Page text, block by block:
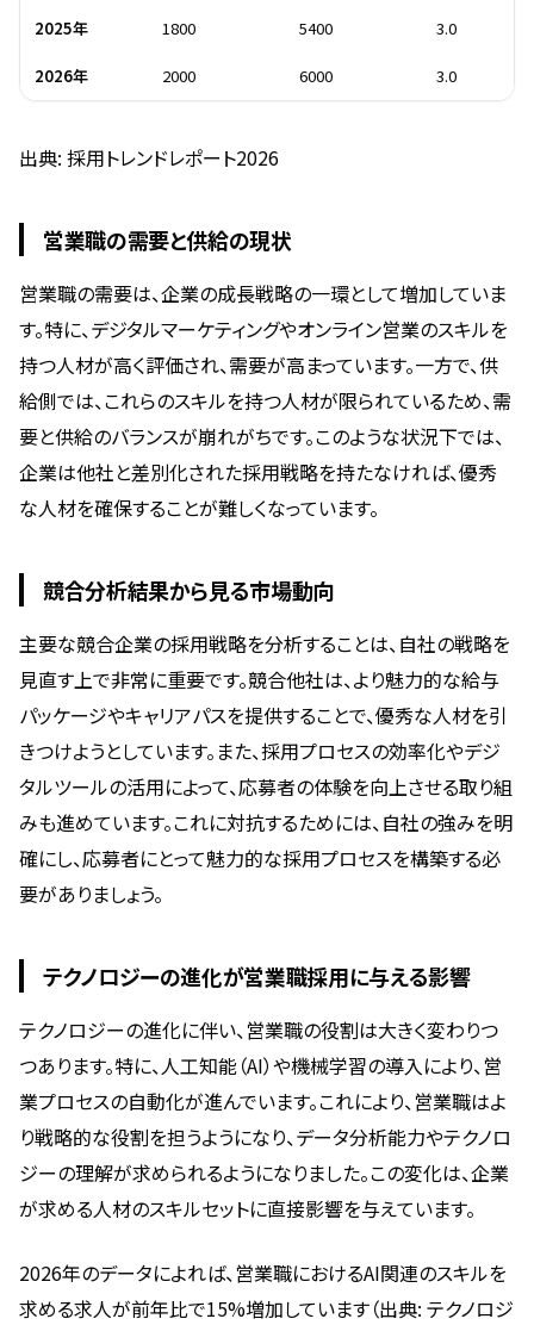
2025年 1800 5400 3.0
2026年 2000 6000 3.0
出典: 採用トレンドレポート2026
営業職の需要と供給の現状
営業職の需要は、企業の成長戦略の一環として増加していま
す。特に、デジタルマーケティングやオンライン営業のスキルを
持つ人材が高く評価され、需要が高まっています。一方で、供
給側では、これらのスキルを持つ人材が限られているため、需
要と供給のバランスが崩れがちです。このような状況下では、
企業は他社と差別化された採用戦略を持たなければ、優秀
な人材を確保することが難しくなっています。
競合分析結果から見る市場動向
主要な競合企業の採用戦略を分析することは、自社の戦略を
見直す上で非常に重要です。競合他社は、より魅力的な給与
パッケージやキャリアパスを提供することで、優秀な人材を引
きつけようとしています。また、採用プロセスの効率化やデジ
タルツールの活用によって、応募者の体験を向上させる取り組
みも進めています。これに対抗するためには、自社の強みを明
確にし、応募者にとって魅力的な採用プロセスを構築する必
要がありましょう。
テクノロジーの進化が営業職採用に与える影響
テクノロジーの進化に伴い、営業職の役割は大きく変わりつ
つあります。特に、人工知能（AI）や機械学習の導入により、営
業プロセスの自動化が進んでいます。これにより、営業職はよ
り戦略的な役割を担うようになり、データ分析能力やテクノロ
ジーの理解が求められるようになりました。この変化は、企業
が求める人材のスキルセットに直接影響を与えています。
2026年のデータによれば、営業職におけるAI関連のスキルを
求める求人が前年比で15%増加しています（出典: テクノロジ